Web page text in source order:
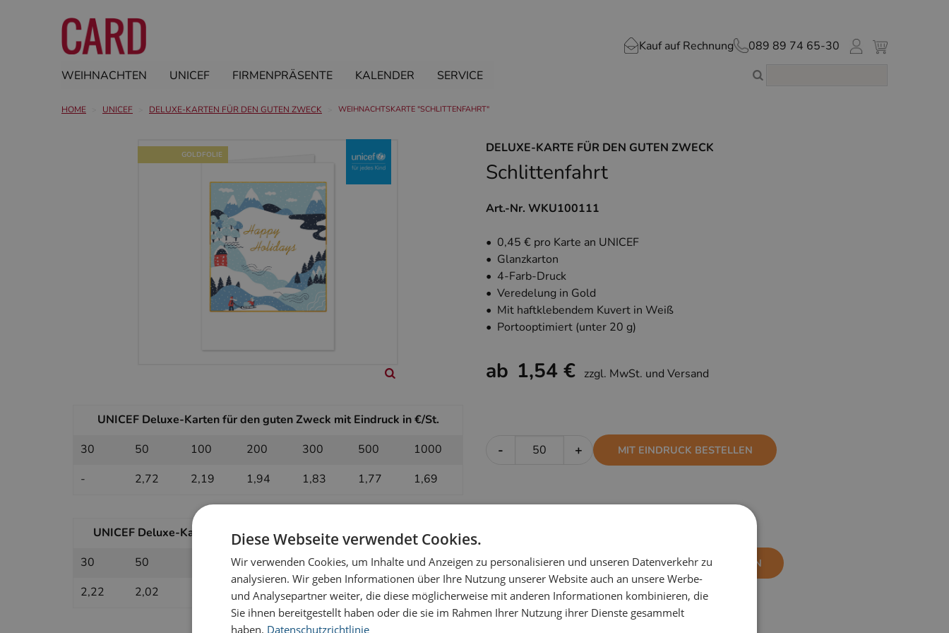
Kauf auf Rechnung
089 89 74 65-30
WEIHNACHTEN
UNICEF FIRMENPRÄSENTE KALENDER SERVICE
HOME UNICEF DELUXE-KARTEN FÜR DEN GUTEN ZWECK WEIHNACHTSKARTE "SCHLITTENFAHRT"
GOLDFOLIE DELUXE-KARTE FÜR DEN GUTEN ZWECK
Schlittenfahrt
Art.-Nr. WKU100111
• 0,45 € pro Karte an UNICEF
• Glanzkarton
• 4-Farb-Druck
• Veredelung in Gold
• Mit haftklebendem Kuvert in Weiß
• Portooptimiert (unter 20 g)
ab 1,54 € zzgl. MwSt. und Versand
UNICEF Deluxe-Karten für den guten Zweck mit Eindruck in €/St.
30
50 100 200 300 500
1000
-
2,72 2,19 1,94 1,83 1,77 1,69
- + MIT EINDRUCK BESTELLEN
UNICEF Deluxe-Karten für den guten Zweck ohne Eindruck in €/St.
30
50 200 300 500
1000
2,22
2,02 1,66 1,61 1,59 1,54
- + OHNE EINDRUCK BESTELLEN
Diese Webseite verwendet Cookies.
Wir verwenden Cookies, um Inhalte und Anzeigen zu personalisieren und unseren Datenverkehr zu
analysieren. Wir geben Informationen über Ihre Nutzung unserer Website auch an unsere Werbe-
und Analysepartner weiter, die diese möglicherweise mit anderen Informationen kombinieren, die
Sie ihnen bereitgestellt haben oder die sie im Rahmen Ihrer Nutzung ihrer Dienste gesammelt
haben. Datenschutzrichtlinie